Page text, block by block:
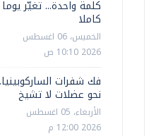
كلمة واحدة... تغيّر يوما
كاملا
الخميس، 06 اغسطس
2026 10:10 ص
فك شفرات
نحو عضلات لا تشيخ
الأربعاء، 05 اغسطس
2026 12:00 م